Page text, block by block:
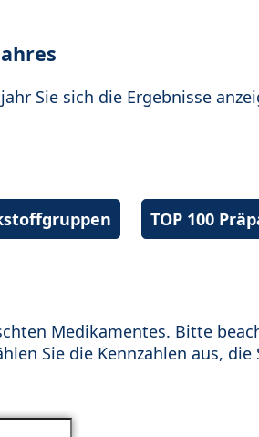
Sie sich die Ergebnisse
TOP 100
Medikamentes. Bitte
Sie die Kennzahlen aus,